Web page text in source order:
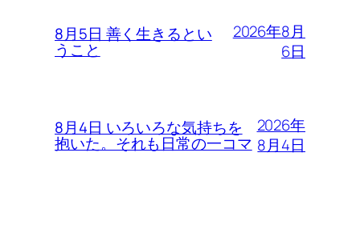
8月5日 善く生きるとい
うこと
2026年8月
6日
8月4日 いろいろな気持ちを
抱いた。それも日常の一コマ
2026年
8月4日